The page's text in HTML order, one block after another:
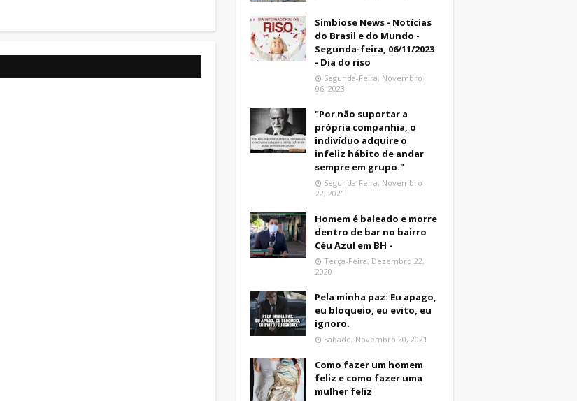
Simbiose News - Notícias
do Brasil e do Mundo -
Segunda-feira, 06/11/2023
- Dia do riso
Segunda-Feira, Novembro
06, 2023
"Por não suportar a
própria companhia, o
indivíduo adquire o
infeliz hábito de andar
sempre em grupo."
Segunda-Feira, Novembro
22, 2021
Homem é baleado e morre
dentro de bar no bairro
Céu Azul em BH -
Terça-Feira, Dezembro 22,
2020
Pela minha paz: Eu apago,
eu bloqueio, eu evito, eu
ignoro.
Sábado, Novembro 20, 2021
Como fazer um homem
feliz e como fazer uma
mulher feliz